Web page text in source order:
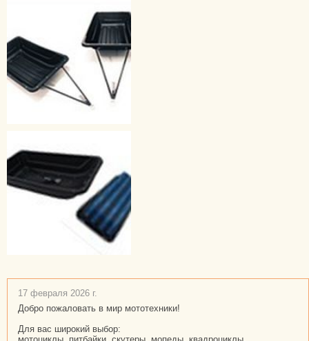
17 февраля 2026 г.
Добро пожаловать в мир мототехники!
Для вас широкий выбор: